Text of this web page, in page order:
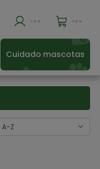
Cuidado mascotas
A-Z